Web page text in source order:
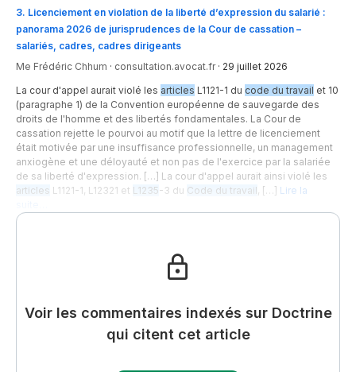
3. Licenciement en violation de la liberté d’expression du salarié :
panorama 2026 de jurisprudences de la Cour de cassation –
salariés, cadres, cadres dirigeants
Me Frédéric Chhum · consultation.avocat.fr· 29 juillet 2026
La cour d'appel aurait violé les articles L1121-1 du code du travail et 10
(paragraphe 1) de la Convention européenne de sauvegarde des
droits de l'homme et des libertés fondamentales. La Cour de
cassation rejette le pourvoi au motif que la lettre de licenciement
était motivée par une insuffisance professionnelle, un management
anxiogène et une déloyauté et non pas de l'exercice par la salariée
de sa liberté d'expression. […] La cour d'appel aurait ainsi violé les
articles L1121-1, L12321 et L1235-3 du Code du travail, […] Lire la
Voir les commentaires indexés sur Doctrine
qui citent cet article